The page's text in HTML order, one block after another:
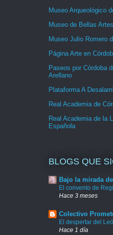
Museo Arqueológico
Museo de Bellas
Museo Julio Romero
Página Arte en
Paseos por Córdoba
Arellano
Plataforma A
Real Academia de
Real Academia de la
Española
BLOGS QUE
Bajo la mirada
El convento de
Hace 3 meses
Colectivo
El despertar del
Hace 1 día